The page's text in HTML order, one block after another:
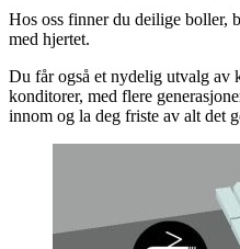
Hos oss finner du deilige boller,
med hjertet.
Du får også et nydelig utvalg av
konditorer, med flere
innom og la deg friste av alt det